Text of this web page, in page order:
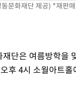
문화재단 제공) *재판
단은 여름방학을
후 4시 소월아트